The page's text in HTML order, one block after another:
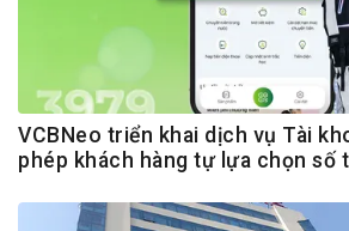
VCBNeo triển khai dịch vụ Tài
phép khách hàng tự lựa chọn số